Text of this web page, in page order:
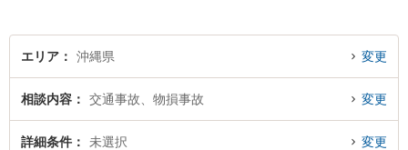
エリア 沖縄県 変更
相談内容 交通事故、物損事故 変更
詳細条件 未選択 変更